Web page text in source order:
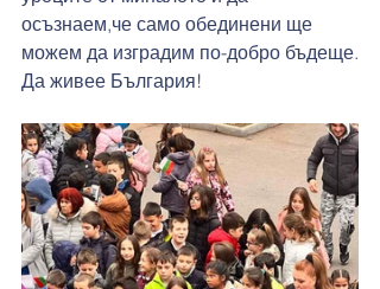
осъзнаем,че само обединени ще
можем да изградим по-добро бъдеще.
Да живее България!